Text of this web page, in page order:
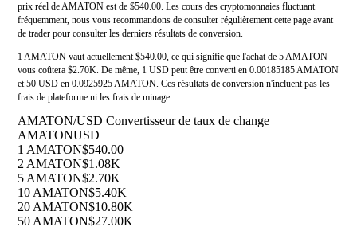
prix réel de AMATON est de $540.00. Les cours des cryptomonnaies fluctuant
fréquemment, nous vous recommandons de consulter régulièrement cette page avant
de trader pour consulter les derniers résultats de conversion.
1 AMATON vaut actuellement $540.00, ce qui signifie que l'achat de 5 AMATON
vous coûtera $2.70K. De même, 1 USD peut être converti en 0.00185185 AMATON
et 50 USD en 0.0925925 AMATON. Ces résultats de conversion n'incluent pas les
frais de plateforme ni les frais de minage.
AMATON/USD Convertisseur de taux de change
AMATONUSD
1 AMATON$540.00
2 AMATON$1.08K
5 AMATON$2.70K
10 AMATON$5.40K
20 AMATON$10.80K
50 AMATON$27.00K